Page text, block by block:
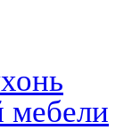
мебели